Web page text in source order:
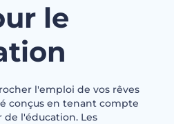
le
l'emploi de vos rêves
conçus en tenant compte
de l'éducation. Les